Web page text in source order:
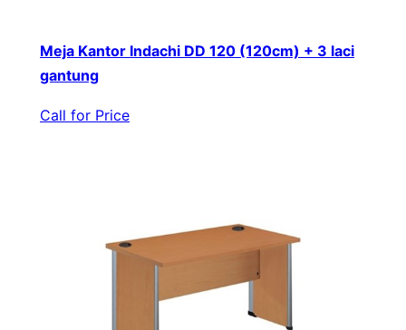
Meja Kantor Indachi DD 120 (120cm) + 3 laci
gantung
Call for Price